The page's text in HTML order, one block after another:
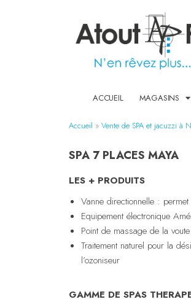
ACCUEIL MAGASINS
Accueil » Vente de SPA et jacuzzi à
SPA 7 PLACES MAYA
LES + PRODUITS
Vanne directionnelle :
Equipement électronique
Point de massage de la
Traitement naturel pour la
l’ozoniseur
GAMME DE SPAS